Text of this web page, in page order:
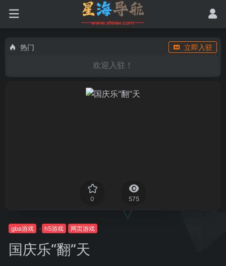
热门 立即入驻
欢迎入驻！
0 575
gba游戏 h5游戏 网页游戏
国庆乐“翻”天